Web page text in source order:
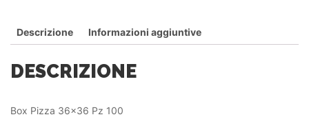
Descrizione Informazioni aggiuntive
DESCRIZIONE
Box Pizza 36×36 Pz 100